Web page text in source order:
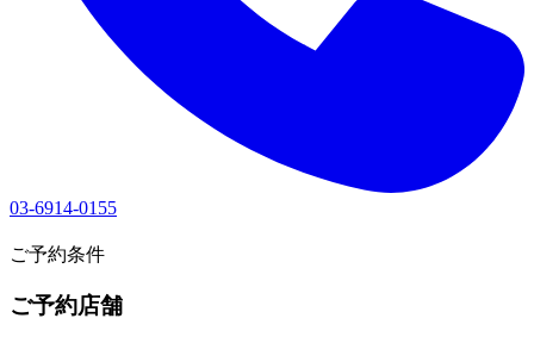
03-6914-0155
ご予約条件
ご予約店舗